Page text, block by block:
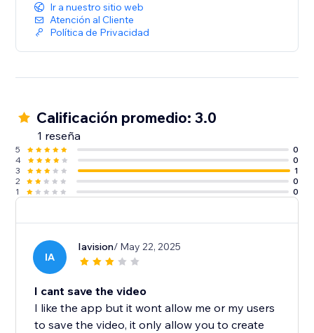
Ir a nuestro sitio web
Atención al Cliente
Política de Privacidad
Calificación promedio: 3.0
1 reseña
5
0
4
0
3
1
2
0
1
0
IA
Iavision/ May 22, 2025
I cant save the video
I like the app but it wont allow me or my users
to save the video, it only allow you to create